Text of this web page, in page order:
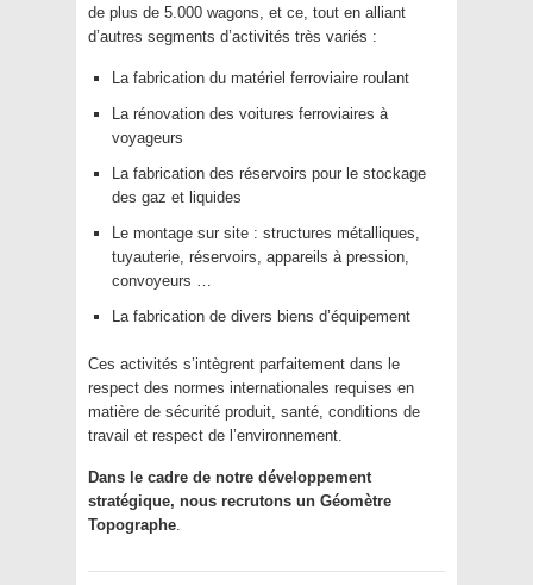
de plus de 5.000 wagons, et ce, tout en alliant
d’autres segments d’activités très variés :
La fabrication du matériel ferroviaire roulant
La rénovation des voitures ferroviaires à
voyageurs
La fabrication des réservoirs pour le stockage
des gaz et liquides
Le montage sur site : structures métalliques,
tuyauterie, réservoirs, appareils à pression,
convoyeurs …
La fabrication de divers biens d’équipement
Ces activités s’intègrent parfaitement dans le
respect des normes internationales requises en
matière de sécurité produit, santé, conditions de
travail et respect de l’environnement.
Dans le cadre de notre développement
stratégique, nous recrutons un Géomètre
Topographe.